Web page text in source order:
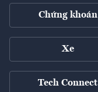
Chứng khoán
Xe
Tech Connect